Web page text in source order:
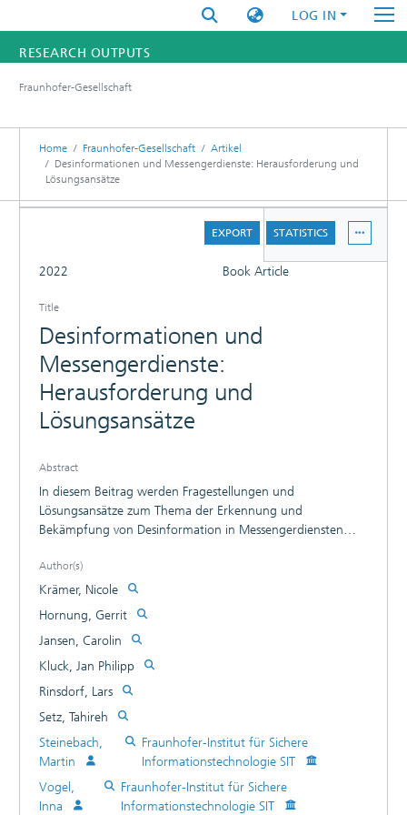
LOG IN
RESEARCH OUTPUTS
RESEARCHERS
INSTITUTES
Fraunhofer-Gesellschaft
Home Fraunhofer-Gesellschaft
Artikel
Desinformationen und Messengerdienste: Herausforderung und
Lösungsansätze
EXPORT STATISTICS
2022 Book Article
Title
Desinformationen und
Messengerdienste:
Herausforderung und
Lösungsansätze
Abstract
In diesem Beitrag werden Fragestellungen und
Lösungsansätze zum Thema der Erkennung und
Bekämpfung von Desinformation in Messengerdiensten
Informatik, Journalistik, Medienpsychologie und
Rechtswissenschaften wird der hochdynamische
Gegenstand der digitalen Desinformation im bislang wenig
erforschten Bereich der Messengerdienste einer
multiperspektivischen Analyse unterzogen. Dabei werden
von jeder Disziplin der Stand der Forschung, bisherige
eigene Erkenntnisse sowie Forschungsfragen für die
Zukunft dargestellt. Außerdem wird ein Überblick über
disziplinübergreifende Forschungsfragen gegeben. Vertieft
diskutiert werden dabei die Einflüsse datenschutzrechtlicher
Anforderungen auf die Projektarbeit.
Author(s)
Krämer, Nicole
Hornung, Gerrit
Jansen, Carolin
Kluck, Jan Philipp
Rinsdorf, Lars
Setz, Tahireh
Steinebach,
Martin
Fraunhofer-Institut für Sichere
Informationstechnologie SIT
Vogel,
Inna
Fraunhofer-Institut für Sichere
Informationstechnologie SIT